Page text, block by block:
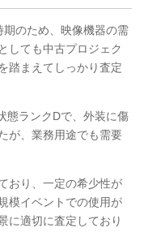
のため、映像機器の需
しても中古プロジェク
踏まえてしっかり査定
態ランクDで、外装に傷
が、業務用途でも需要
おり、一定の希少性が
模イベントでの使用が
に適切に査定しており